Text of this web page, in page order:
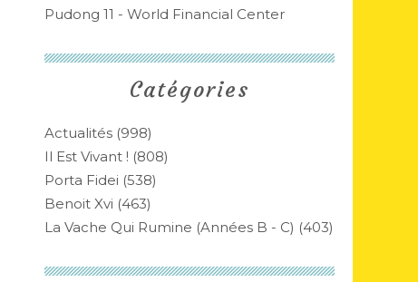
Catégories
Actualités (998)
Il Est Vivant ! (808)
Porta Fidei (538)
Benoit Xvi (463)
La Vache Qui Rumine (années B - C) (403)
Pudong 11 - World Financial Center